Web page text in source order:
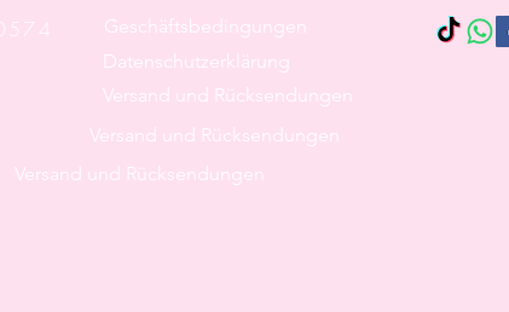
Geschäftsbedingungen
Datenschutzerklärung
Versand und Rücksendungen
Versand und Rücksendungen
Versand und Rücksendungen